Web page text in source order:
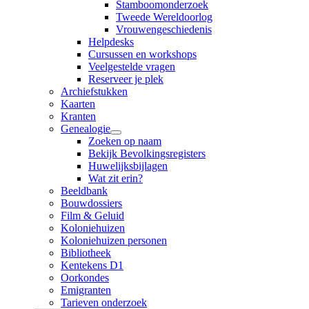
Stamboomonderzoek
Tweede Wereldoorlog
Vrouwengeschiedenis
Helpdesks
Cursussen en workshops
Veelgestelde vragen
Reserveer je plek
Archiefstukken
Kaarten
Kranten
Genealogie
Zoeken op naam
Bekijk Bevolkingsregisters
Huwelijksbijlagen
Wat zit erin?
Beeldbank
Bouwdossiers
Film & Geluid
Koloniehuizen
Koloniehuizen personen
Bibliotheek
Kentekens D1
Oorkondes
Emigranten
Tarieven onderzoek